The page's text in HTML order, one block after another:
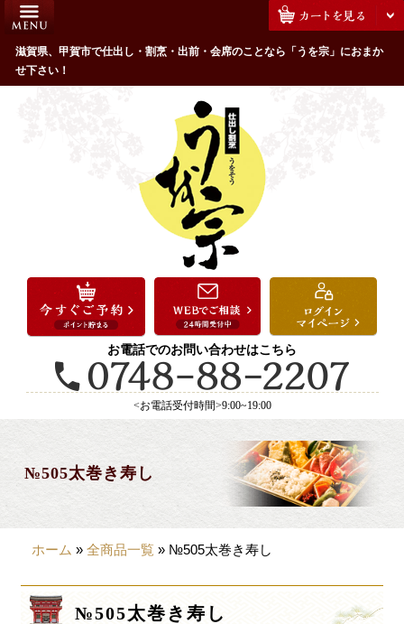
滋賀県、甲賀市で仕出し・割烹・出前・会席のことなら「うを宗」におまか
せ下さい！
お電話でのお問い合わせはこちら
<お電話受付時間>9:00~19:00
№505太巻き寿し
HOME
うを宗のこだわり
配達エリア・注文方法
お祝い・ハレの日
法事・法要
接待・おもてなし
会議・セミナー弁当
製薬会社様向け
観光・行楽
価格から選ぶ
ホーム »全商品一覧 » №505太巻き寿し
№505太巻き寿し